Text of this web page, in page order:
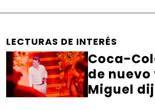
LECTURAS DE INTERÉS
Coca-
de nuevo
Miguel